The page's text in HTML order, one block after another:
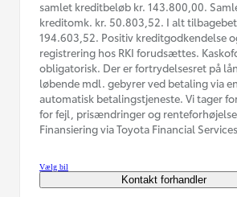
samlet kreditbeløb kr. 143.800,00.
kreditomk. kr. 50.803,52. I alt
194.603,52. Positiv kreditgodkendelse
registrering hos RKI forudsættes.
obligatorisk. Der er fortrydelsesret på
løbende mdl. gebyrer ved betaling via en
automatisk betalingstjeneste. Vi tager
for fejl, prisændringer og
Finansiering via Toyota Financial
Vælg bil
Kontakt forhandler